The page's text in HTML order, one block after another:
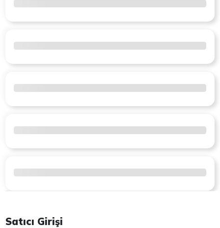
Satıcı Girişi